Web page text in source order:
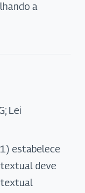
a
Lei
estabelece
deve
textual